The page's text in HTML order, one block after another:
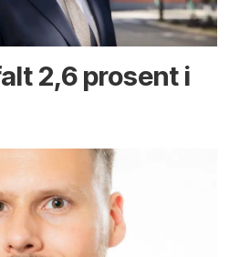
2,6 prosent i